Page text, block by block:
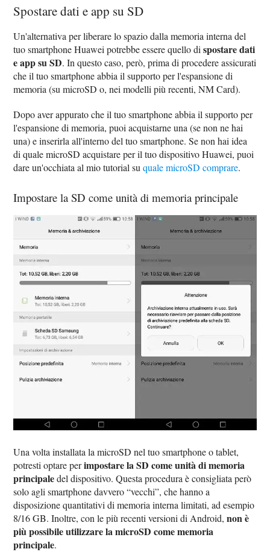
Spostare dati e app su SD
Un'alternativa per liberare lo spazio dalla memoria interna del
tuo smartphone Huawei potrebbe essere quello dispostare dati
e app su SD. In questo caso, però, prima di procedere assicurati
che il tuo smartphone abbia il supporto per l'espansione di
memoria (su microSD o, nei modelli più recenti, NM Card).
Dopo aver appurato che il tuo smartphone abbia il supporto per
l'espansione di memoria, puoi acquistarne una (se non ne hai
una) e inserirla all'interno del tuo smartphone. Se non hai idea
di quale microSD acquistare per il tuo dispositivo Huawei, puoi
dare un'occhiata al mio tutorial suquale microSD comprare.
Impostare la SD come unità di memoria principale
Una volta installata la microSD nel tuo smartphone o tablet,
potresti optare perimpostare la SD come unità di memoria
principaledel dispositivo. Questa procedura è consigliata però
solo agli smartphone davvero “vecchi”, che hanno a
disposizione quantitativi di memoria interna limitati, ad esempio
8/16 GB. Inoltre, con le più recenti versioni di Android,non è
più possibile utilizzare la microSD come memoria
principale.